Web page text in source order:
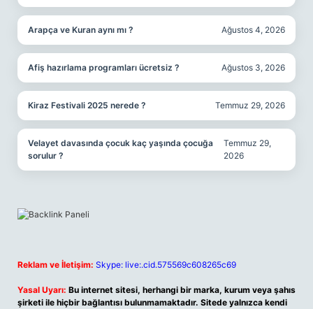
Arapça ve Kuran aynı mı ? Ağustos 4, 2026
Afiş hazırlama programları ücretsiz ? Ağustos 3, 2026
Kiraz Festivali 2025 nerede ? Temmuz 29, 2026
Velayet davasında çocuk kaç yaşında çocuğa
sorulur ?
Temmuz 29,
2026
Reklam ve İletişim: Skype: live:.cid.575569c608265c69
Yasal Uyarı: Bu internet sitesi, herhangi bir marka, kurum veya şahıs
şirketi ile hiçbir bağlantısı bulunmamaktadır. Sitede yalnızca kendi